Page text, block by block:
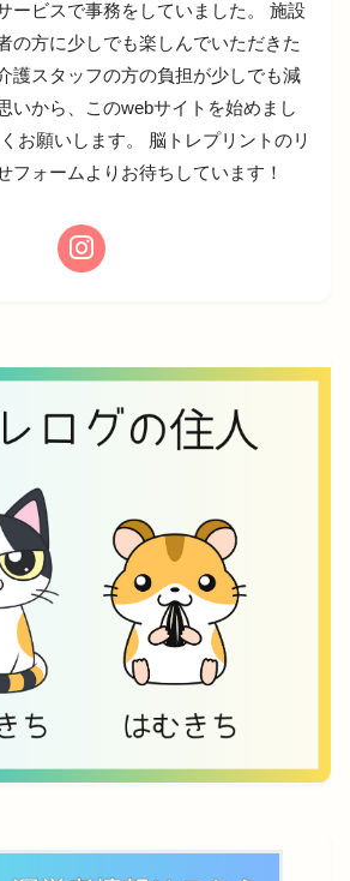
ービスで事務をしていました。 施設
の方に少しでも楽しんでいただきた
護スタッフの方の負担が少しでも減
いから、このwebサイトを始めまし
お願いします。 脳トレプリントのリ
フォームよりお待ちしています！